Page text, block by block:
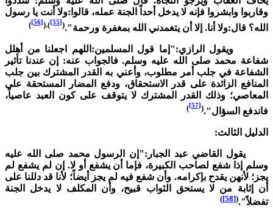
وابشروا فإنه لا يدخل أحداً الجنة عمله، قالوا:ولا أنت يا رسول
قال:ولا أنا. إلا أن يتغمدني الله بمغفرة ورحمة". (
).(
[56]
)
الرازي:"إما قول المسلمين:اللهم اجعلنا من أهلل
محمد صلى الله عليه وسلم. فالجواب عنه: إن عندنا تأثير
في جلب أمر مطلوب، وأعني به القدر المشترك بين جلب
الزائدة على قدر الاستحقاق، ودفع المضار المستحقة على
وذلك القدر المشترك لا يتوقف على كون العبد عاصياً،
السؤال". (
)
الثالث:
القاضي عبد الجبار:"إن الرسول محمد صلى الله عليه
إذا شفع لصاحب الكبيرة، فإما أن يشفع أو لا. إن لم يشفع لم
لأنهن يقدح بإكرامه. وأن شفع فيه لم يجز أيضاً؛ لأنا قد دللنا على
إثابة من لا يستحق الثواب قبيح، وأن المكلف لا يدخل الجنة
(
[58]
)